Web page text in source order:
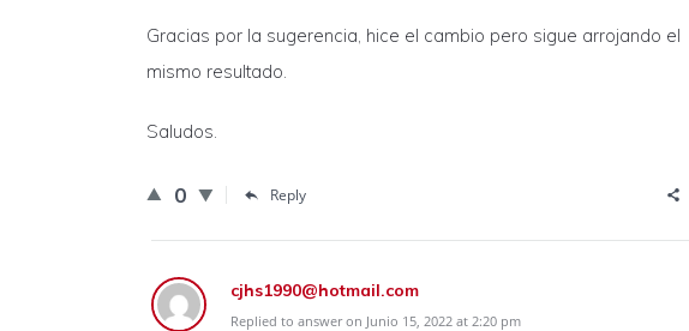
Gracias por la sugerencia, hice el cambio pero sigue arrojando el
mismo resultado.
Saludos.
0 Reply
cjhs1990@hotmail.com
Replied to answer on Junio 15, 2022 at 2:20 pm